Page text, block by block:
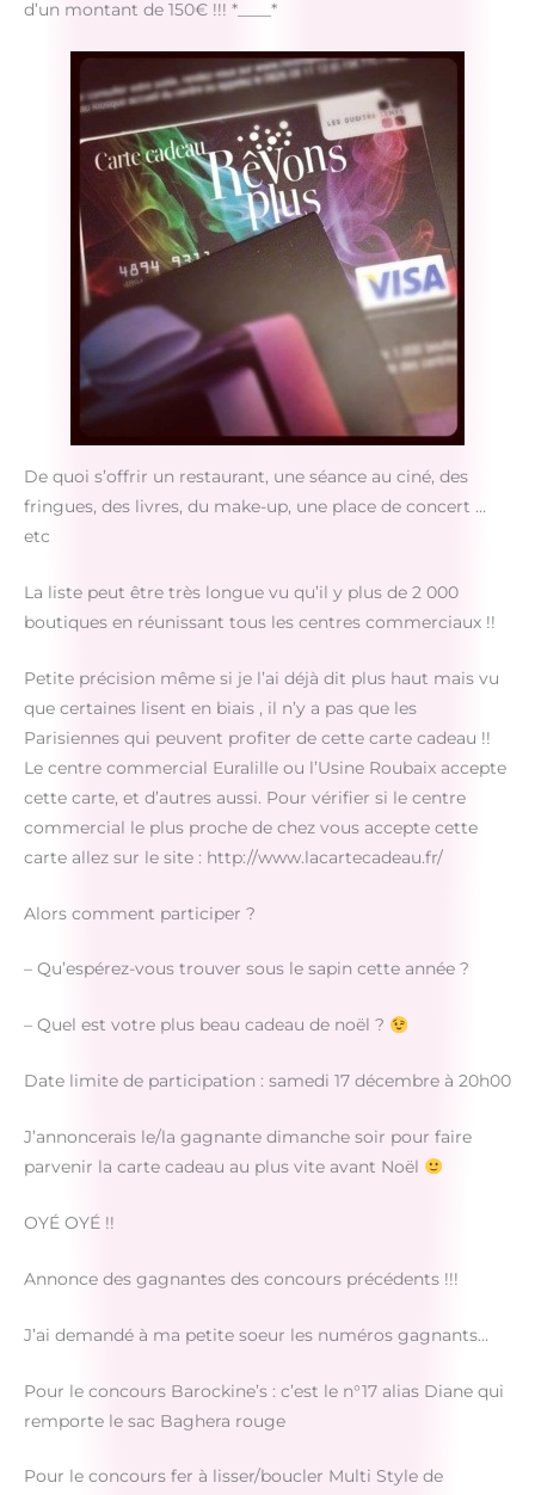
d’un montant de 150€ !!! *____*
De quoi s’offrir un restaurant, une séance au ciné, des
fringues, des livres, du make-up, une place de concert …
etc
La liste peut être très longue vu qu’il y plus de 2 000
boutiques en réunissant tous les centres commerciaux !!
Petite précision même si je l’ai déjà dit plus haut mais vu
que certaines lisent en biais , il n’y a pas que les
Parisiennes qui peuvent profiter de cette carte cadeau !!
Le centre commercial Euralille ou l’Usine Roubaix accepte
cette carte, et d’autres aussi. Pour vérifier si le centre
commercial le plus proche de chez vous accepte cette
carte allez sur le site : http://www.lacartecadeau.fr/
Alors comment participer ?
– Qu’espérez-vous trouver sous le sapin cette année ?
– Quel est votre plus beau cadeau de noël ?
Date limite de participation : samedi 17 décembre à 20h00
J’annoncerais le/la gagnante dimanche soir pour faire
parvenir la carte cadeau au plus vite avant Noël
OYÉ OYÉ !!
Annonce des gagnantes des concours précédents !!!
J’ai demandé à ma petite soeur les numéros gagnants…
Pour le concours Barockine’s : c’est le n°17 alias Diane qui
remporte le sac Baghera rouge
Pour le concours fer à lisser/boucler Multi Style de